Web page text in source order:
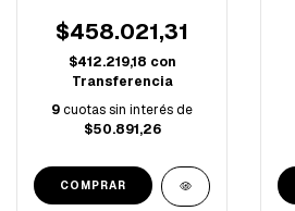
CROMO
$458.021,31
$412.219,18 con
Transferencia
9cuotas sin interés de
$50.891,26